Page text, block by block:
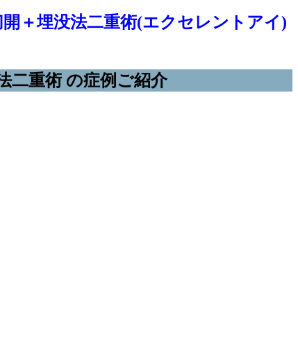
＋埋没法二重術(エクセレントアイ)
二重術 の症例ご紹介